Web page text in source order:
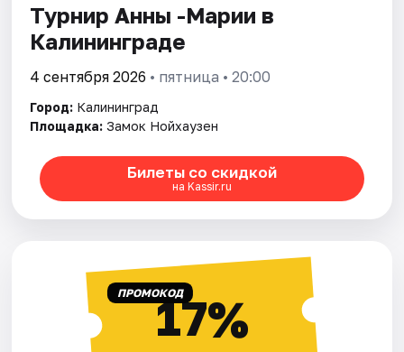
Турнир Анны -Марии в
Калининграде
4 сентября 2026 • пятница • 20:00
Город: Калининград
Площадка: Замок Нойхаузен
Билеты со скидкой
на Kassir.ru
ПРОМОКОД17%